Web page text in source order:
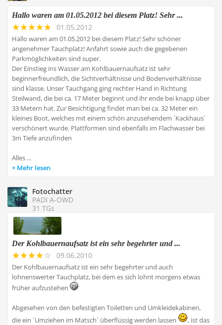
Hallo waren am 01.05.2012 bei diesem Platz! Sehr ...
01.05.2012
Hallo waren am 01.05.2012 bei diesem Platz! Sehr schöner
angenehmer Tauchplatz! Anfahrt sowie auch die gegebenen
Parkmöglichkeiten sind super.
Der Einstieg ins Wasser am Kohlbauernaufsatz ist sehr
beginnerfreundlich, die Sichtverhältnisse und Bodenverhältnisse
sind klasse. Unser Tauchgang ging rechter Hand in Richtung
Steilwand, die bei ca. 17 Meter beginnt und ihr ende bei knapp über
33 Metern hat. Zur Besichtigung findet man bei ca. 32 Meter ein
kleines Boot, welches mit einem schön anzusehendem ´Kackhaus´
verschönert wurde. Plattformen sind ebenfalls im Flachwasser bei
3m Tiefe anzufinden
Alles ...
Mehr lesen
Fotochatter
PADI A-OWD
31 TGs
Der Kohlbauernaufsatz ist ein sehr begehrter und ...
09.06.2010
Der Kohlbauernaufsatz ist ein sehr begehrter und auch
lohnenswerter Tauchplatz, bei dem es sich lohnt morgens etwas
früher aufzustehen
Abgesehen von den befestigten Toiletten und Umkleidekabinen,
die ein ´Umziehen im Matsch´ überflüssig werden lassen
, ist das